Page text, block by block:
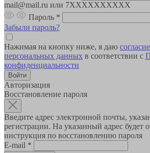
mail@mail.ru или 7XXXXXXXXXX
Пароль *
Забыли пароль?
Нажимая на кнопку ниже, я даю
персональных данных в соответствии с
конфиденциальности
Авторизация
Восстановление пароля
Введите адрес электронной почты,
регистрации. На указанный адрес будет
инструкция по восстановлению пароля
E-mail *